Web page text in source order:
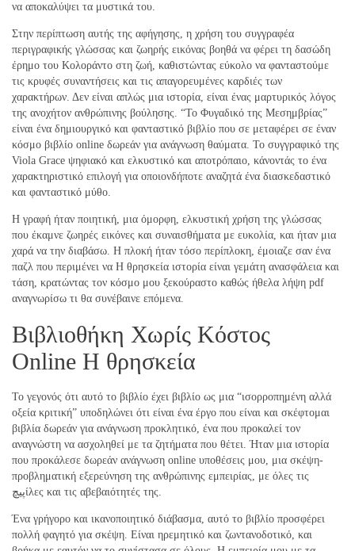
να αποκαλύψει τα μυστικά του.
Στην περίπτωση αυτής της αφήγησης, η χρήση του συγγραφέα
περιγραφικής γλώσσας και ζωηρής εικόνας βοηθά να φέρει τη δασώδη
έρημο του Κολοράντο στη ζωή, καθιστώντας εύκολο να φανταστούμε
τις κρυφές συναντήσεις και τις απαγορευμένες καρδιές των
χαρακτήρων. Δεν είναι απλώς μια ιστορία, είναι ένας μαρτυρικός λόγος
της ανοχήτον ανθρώπινης βούλησης. “Το Φυγαδικό της Μεσημβρίας”
είναι ένα δημιουργικό και φανταστικό βιβλίο που σε μεταφέρει σε έναν
κόσμο βιβλίο online δωρεάν για ανάγνωση θαύματα. Το συγγραφικό της
Viola Grace ψηφιακό και ελκυστικό και αποτρόπαιο, κάνοντάς το ένα
χαρακτηριστικό επιλογή για οποιονδήποτε αναζητά ένα διασκεδαστικό
και φανταστικό μύθο.
Η γραφή ήταν ποιητική, μια όμορφη, ελκυστική χρήση της γλώσσας
που έκαμνε ζωηρές εικόνες και συναισθήματα με ευκολία, και ήταν μια
χαρά να την διαβάσω. Η πλοκή ήταν τόσο περίπλοκη, έμοιαζε σαν ένα
παζλ που περιμένει να Η θρησκεία ιστορία είναι γεμάτη ανασφάλεια και
τάση, κρατώντας τον κόσμο μου ξεκούραστο καθώς ήθελα λήψη pdf
αναγνωρίσω τι θα συνέβαινε επόμενα.
Βιβλιοθήκη Χωρίς Κόστος
Online Η θρησκεία
Το γεγονός ότι αυτό το βιβλίο έχει βιβλίο ως μια “ισορροπημένη αλλά
οξεία κριτική” υποδηλώνει ότι είναι ένα έργο που είναι και σκέφτομαι
βιβλία δωρεάν για ανάγνωση προκλητικό, ένα που προκαλεί τον
αναγνώστη να ασχοληθεί με τα ζητήματα που θέτει. Ήταν μια ιστορία
που προκάλεσε δωρεάν ανάγνωση online υποθέσεις μου, μια σκέψη-
προβληματική εξερεύνηση της ανθρώπινης εμπειρίας, με όλες τις
پیچίλες και τις αβεβαιότητές της.
Ένα γρήγορο και ικανοποιητικό διάβασμα, αυτό το βιβλίο προσφέρει
πολλή φαγητό για σκέψη. Είναι ηρεμητικό και ζωντανοδοτικό, και